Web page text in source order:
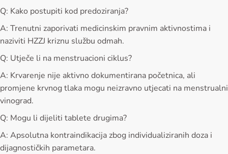
Q: Kako postupiti kod predoziranja?
A: Trenutni zaporivati medicinskim pravnim aktivnostima i
naziviti HZZJ kriznu službu odmah.
Q: Utječe li na menstruacioni ciklus?
A: Krvarenje nije aktivno dokumentirana početnica, ali
promjene krvnog tlaka mogu neizravno utjecati na menstrualni
vinograd.
Q: Mogu li dijeliti tablete drugima?
A: Apsolutna kontraindikacija zbog individualiziranih doza i
dijagnostičkih parametara.